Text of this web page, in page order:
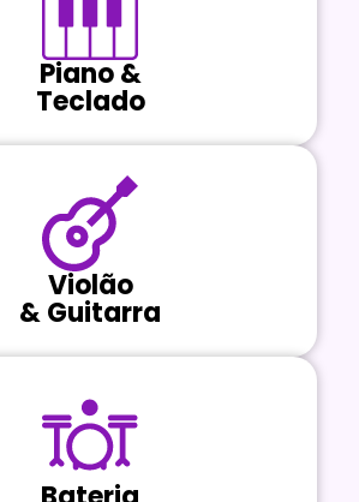
Piano &
Teclado
Violão
& Guitarra